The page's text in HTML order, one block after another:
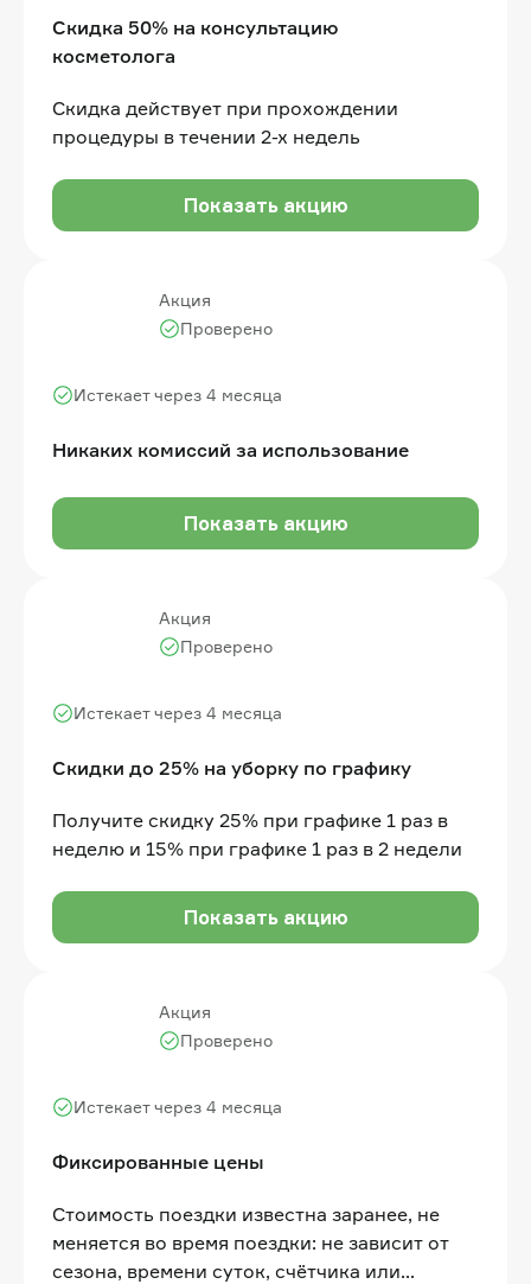
Скидка 50% на консультацию
косметолога
Скидка действует при прохождении
процедуры в течении 2-х недель
Показать акцию
Акция
Никаких комиссий за использование
Истекает через 4 месяца
Проверено
Показать акцию
Акция
Скидки до 25% на уборку по графику
Истекает через 4 месяца
Проверено
Получите скидку 25% при графике 1 раз в
неделю и 15% при графике 1 раз в 2 недели
Показать акцию
Акция
Фиксированные цены
Истекает через 4 месяца
Проверено
Стоимость поездки известна заранее, не
меняется во время поездки: не зависит от
сезона, времени суток, счётчика или